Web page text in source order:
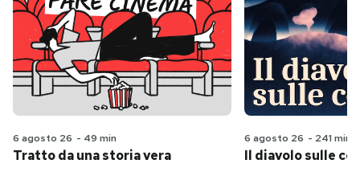
6 agosto 26 - 49 min
Tratto da una storia vera
6 agosto 26 - 241 min
Il diavolo sulle